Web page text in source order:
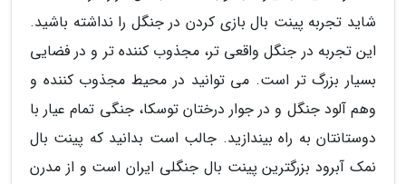
شاید تجربه پینت بال بازی کردن در جنگل را نداشته باشید.
این تجربه در جنگل واقعی تر، مجذوب کننده تر و در فضایی
بسیار بزرگ تر است. می توانید در محیط مجذوب کننده و
وهم آلود جنگل و در جوار درختان توسکا، جنگی تمام عیار با
دوستانتان به راه بیندازید. جالب است بدانید که پینت بال
نمک آبرود بزرگترین پینت بال جنگلی ایران است و از مدرن